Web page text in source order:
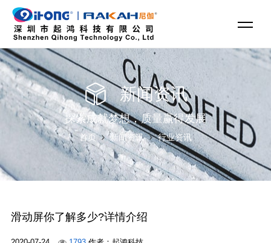
新闻资讯
探索成就梦想，质量赢得发展
首页 新闻资讯 行业资讯
滑动屏你了解多少?详情介绍